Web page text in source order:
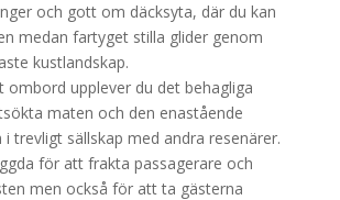
och gott om däcksyta, där du kan
medan fartyget stilla glider genom
kustlandskap.
ombord upplever du det behagliga
maten och den enastående
i trevligt sällskap med andra resenärer.
för att frakta passagerare och
men också för att ta gästerna